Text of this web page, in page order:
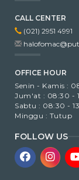
CALL CENTER
(021) 2951 4991
OFFICE HOUR
Senin - Kamis :
Jum'at : 08:30 -
Sabtu : 08:30 -
Minggu : Tutup
FOLLOW US